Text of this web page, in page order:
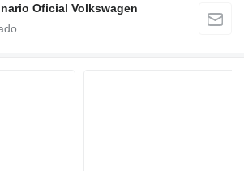
Oficial Volkswagen